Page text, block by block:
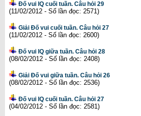
Đố vui IQ cuối tuần. Câu hỏi 29
(11/02/2012 - Số lần đọc: 2571)
Giải Đố vui cuối tuần. Câu hỏi 27
(11/02/2012 - Số lần đọc: 2600)
Đố vui IQ giữa tuần. Câu hỏi 28
(08/02/2012 - Số lần đọc: 2408)
Giải Đố vui giữa tuần. Câu hỏi 26
(08/02/2012 - Số lần đọc: 2536)
Đố vui IQ cuối tuần. Câu hỏi 27
(04/02/2012 - Số lần đọc: 2581)